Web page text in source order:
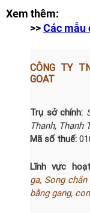
Xem thêm:
>>Các mẫu
CÔNG TY
GOAT
Trụ sở chính:
Thanh, Thanh
Mã số thuế:
Lĩnh vực
ga, Song chắn
bằng gang,